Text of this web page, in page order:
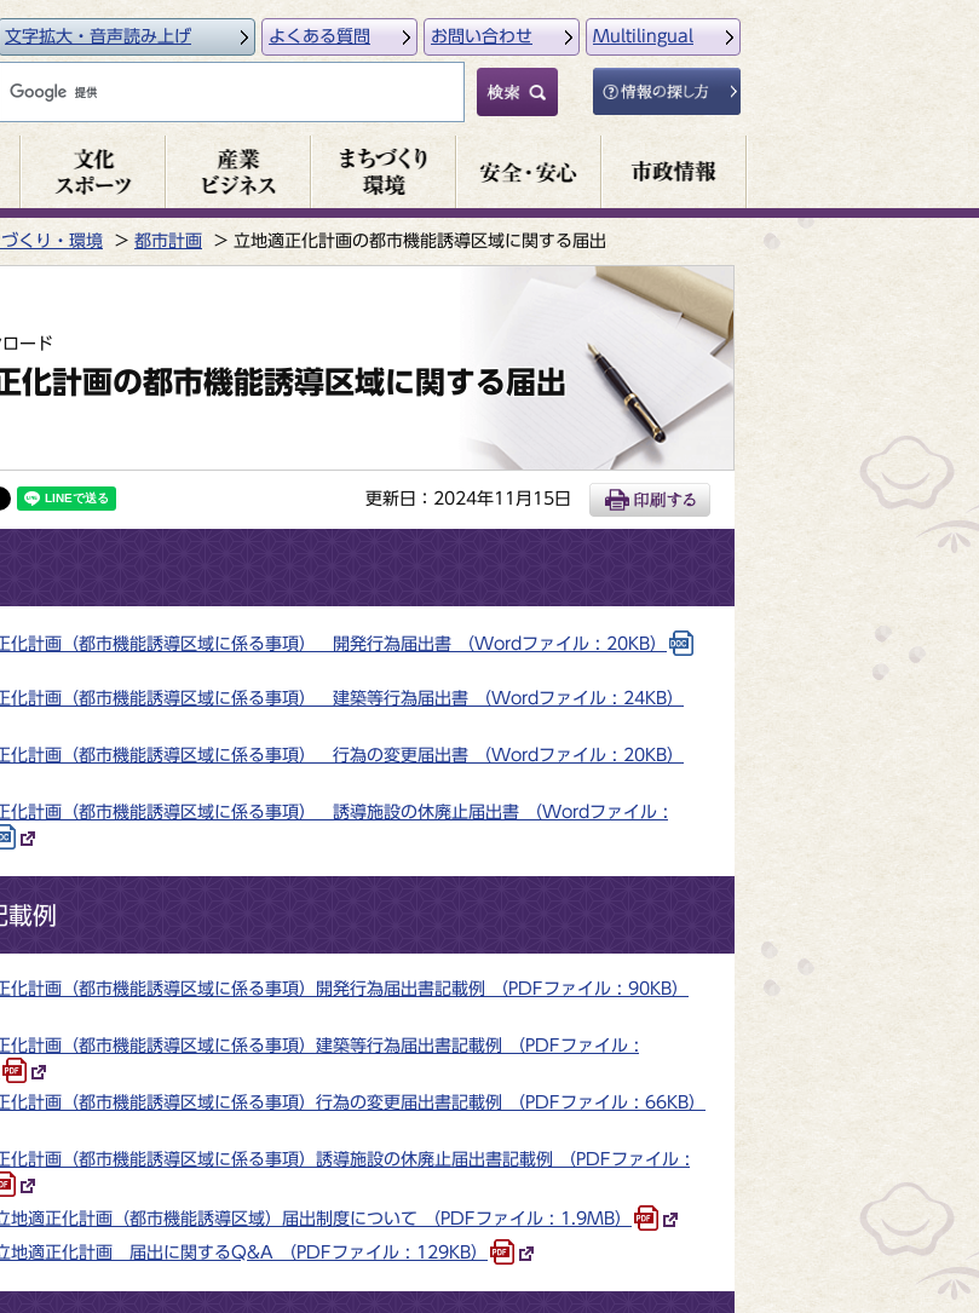
文字拡大・音声読み上げ よくある質問 お問い合わせ Multilingual
くり・環境 都市計画 立地適正化計画の都市機能誘導区域に関する届出
ード
化計画の都市機能誘導区域に関する届出
更新日：2024年11月15日
化計画（都市機能誘導区域に係る事項） 開発行為届出書 （Wordファイル : 20KB）
化計画（都市機能誘導区域に係る事項） 建築等行為届出書 （Wordファイル : 24KB）
化計画（都市機能誘導区域に係る事項） 行為の変更届出書 （Wordファイル : 20KB）
化計画（都市機能誘導区域に係る事項） 誘導施設の休廃止届出書 （Wordファイル :
載例
化計画（都市機能誘導区域に係る事項）開発行為届出書記載例 （PDFファイル : 90KB）
化計画（都市機能誘導区域に係る事項）建築等行為届出書記載例 （PDFファイル :
化計画（都市機能誘導区域に係る事項）行為の変更届出書記載例 （PDFファイル : 66KB）
化計画（都市機能誘導区域に係る事項）誘導施設の休廃止届出書記載例 （PDFファイル :
地適正化計画（都市機能誘導区域）届出制度について （PDFファイル : 1.9MB）
地適正化計画 届出に関するQ&A （PDFファイル : 129KB）